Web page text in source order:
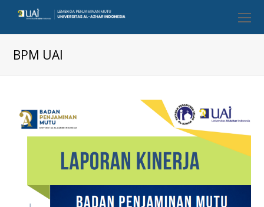
BPM UAI